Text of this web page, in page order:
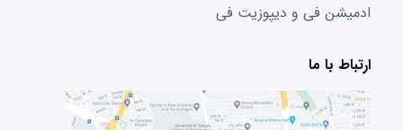
ادمیشن فی و دیپوزیت فی
ارتباط با ما